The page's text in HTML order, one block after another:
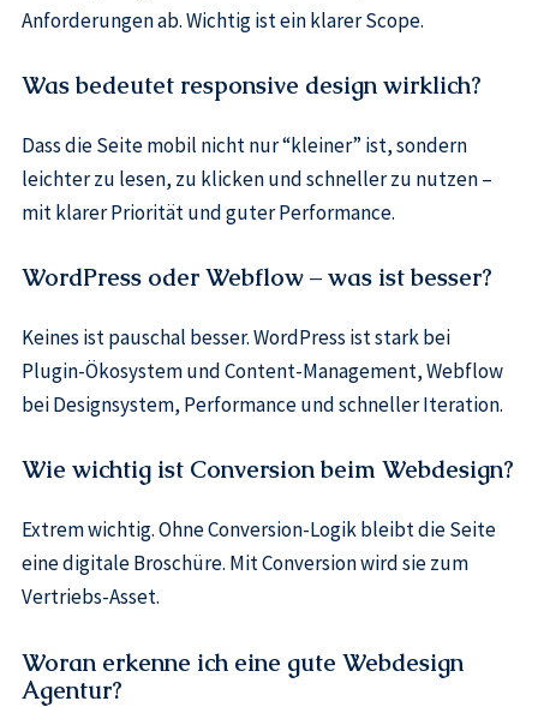
Anforderungen ab. Wichtig ist ein klarer Scope.
Was bedeutet responsive design wirklich?
Dass die Seite mobil nicht nur “kleiner” ist, sondern
leichter zu lesen, zu klicken und schneller zu nutzen –
mit klarer Priorität und guter Performance.
WordPress oder Webflow – was ist besser?
Keines ist pauschal besser. WordPress ist stark bei
Plugin-Ökosystem und Content-Management, Webflow
bei Designsystem, Performance und schneller Iteration.
Wie wichtig ist Conversion beim Webdesign?
Extrem wichtig. Ohne Conversion-Logik bleibt die Seite
eine digitale Broschüre. Mit Conversion wird sie zum
Vertriebs-Asset.
Woran erkenne ich eine gute Webdesign
Agentur?